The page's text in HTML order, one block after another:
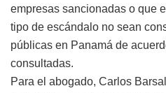
empresas sancionadas o que
tipo de escándalo no sean
públicas en Panamá de
consultadas.
Para el abogado, Carlos